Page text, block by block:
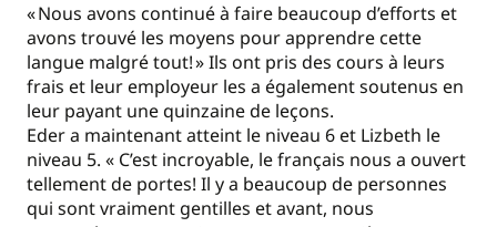
« Nous avons continué à faire beaucoup d’efforts et
avons trouvé les moyens pour apprendre cette
langue malgré tout! » Ils ont pris des cours à leurs
frais et leur employeur les a également soutenus en
leur payant une quinzaine de leçons.
Eder a maintenant atteint le niveau 6 et Lizbeth le
niveau 5. « C’est incroyable, le français nous a ouvert
tellement de portes! Il y a beaucoup de personnes
qui sont vraiment gentilles et avant, nous